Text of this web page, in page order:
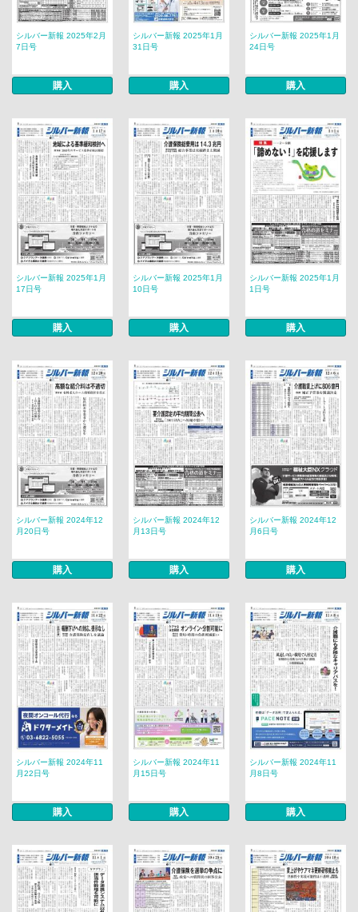
シルバー新報 2025年2月
7日号
購入
シルバー新報 2025年1月
31日号
購入
シルバー新報 2025年1月
24日号
購入
シルバー新報 2025年1月
17日号
購入
シルバー新報 2025年1月
10日号
購入
シルバー新報 2025年1月
1日号
購入
シルバー新報 2024年12
月20日号
購入
シルバー新報 2024年12
月13日号
購入
シルバー新報 2024年12
月6日号
購入
シルバー新報 2024年11
月22日号
購入
シルバー新報 2024年11
月15日号
購入
シルバー新報 2024年11
月8日号
購入